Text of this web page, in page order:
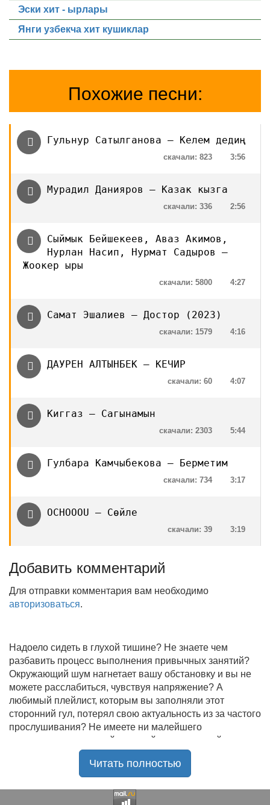
Эски хит - ырлары
Янги узбекча хит кушиклар
Похожие песни:
Гульнур Сатылганова — Келем дедиң
3:56
скачали: 823
Мурадил Данияров — Казак кызга
2:56
скачали: 336
Сыймык Бейшекеев, Аваз Акимов,
Нурлан Насип, Нурмат Садыров —
Жоокер ыры
4:27
скачали: 5800
Самат Эшалиев — Достор (2023)
4:16
скачали: 1579
ДАУРЕН АЛТЫНБЕК — КЕЧИР
4:07
скачали: 60
Киггаз — Сагынамын
5:44
скачали: 2303
Гулбара Камчыбекова — Берметим
3:17
скачали: 734
OCHOOOU – Сөйле
3:19
скачали: 39
Добавить комментарий
Для отправки комментария вам необходимо
авторизоваться.
Надоело сидеть в глухой тишине? Не знаете чем
разбавить процесс выполнения привычных занятий?
Окружающий шум нагнетает вашу обстановку и вы не
можете расслабиться, чувствуя напряжение? А
любимый плейлист, которым вы заполняли этот
сторонний гул, потерял свою актуальность из за частого
прослушивания? Не имеете ни малейшего
представления, где найти новый качественный контент
на замену старому? В таком случае вы обратились по
радостью приветствует своих старых и новых
Читать полностью